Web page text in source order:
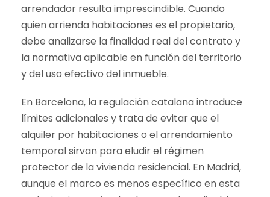
arrendador resulta imprescindible. Cuando
quien arrienda habitaciones es el propietario,
debe analizarse la finalidad real del contrato y
la normativa aplicable en función del territorio
y del uso efectivo del inmueble.
En Barcelona, la regulación catalana introduce
límites adicionales y trata de evitar que el
alquiler por habitaciones o el arrendamiento
temporal sirvan para eludir el régimen
protector de la vivienda residencial. En Madrid,
aunque el marco es menos específico en esta